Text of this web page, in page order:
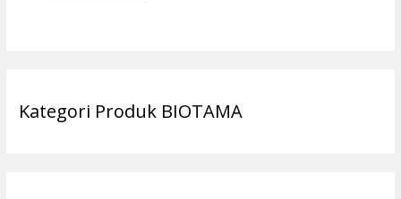
Kategori Produk BIOTAMA